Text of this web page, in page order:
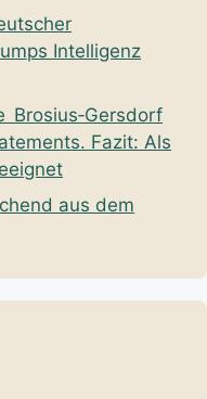
Intelligenz
Brosius‑Gersdorf
Fazit: Als
aus dem